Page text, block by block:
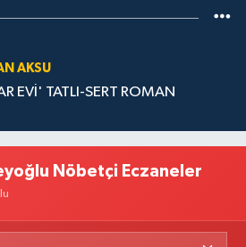
AKSU
EVİ' TATLI-SERT ROMAN
Nöbetçi Eczaneler